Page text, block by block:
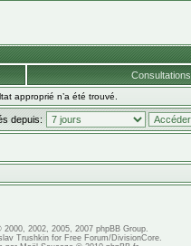
Consultations
approprié n’a été trouvé.
depuis:
2002, 2005, 2007 phpBB Group.
Trushkinfor Free Forum/DivisionCore.